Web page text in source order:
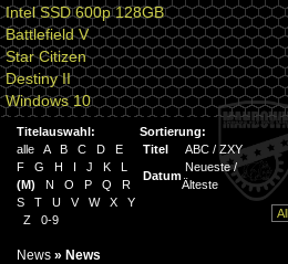
Intel SSD 600p 128GB
Battlefield V
Star Citizen
Destiny II
Windows 10
Titelauswahl:
alle
A B C D
E
F
G H I J K
L
(M) N O P Q
R
S
T U V W X
Y
Z
0-9
Sortierung:
Titel
ABC / ZXY
Datum
Neueste/
Älteste
News » News